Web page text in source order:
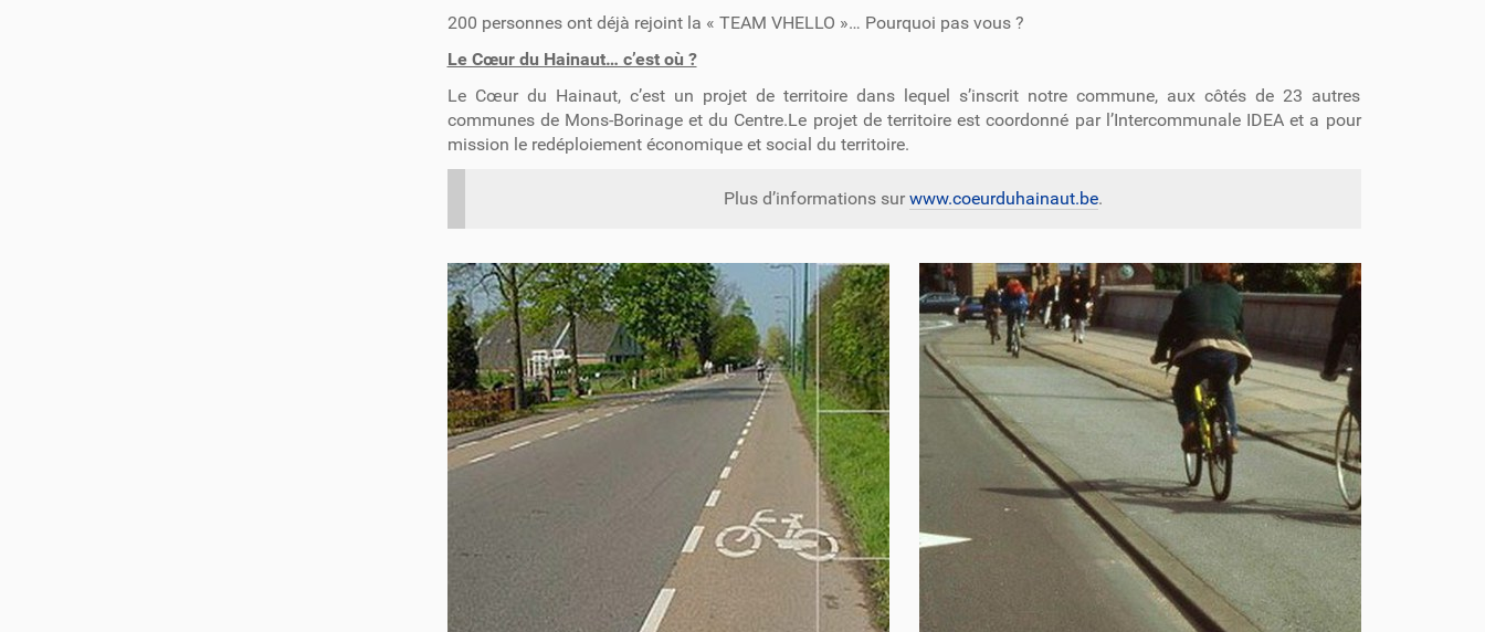
200 personnes ont déjà rejoint la « TEAM VHELLO »… Pourquoi pas vous ?
Le Cœur du Hainaut… c’est où ?
Le Cœur du Hainaut, c’est un projet de territoire dans lequel s’inscrit notre commune, aux côtés de 23 autres
communes de Mons-Borinage et du Centre.Le projet de territoire est coordonné par l’Intercommunale IDEA et a pour
mission le redéploiement économique et social du territoire.
Plus d’informations sur www.coeurduhainaut.be.